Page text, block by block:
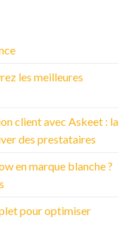
les meilleures
client avec Askeet : la
des prestataires
en marque blanche ?
pour optimiser